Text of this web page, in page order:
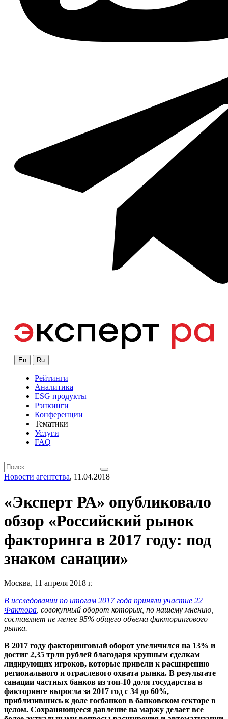
En Ru
Рейтинги
Аналитика
ESG продукты
Рэнкинги
Конференции
Тематики
Услуги
FAQ
Новости агентства, 11.04.2018
«Эксперт РА» опубликовало
обзор «Российский рынок
факторинга в 2017 году: под
знаком санации»
Москва, 11 апреля 2018 г.
В исследовании по итогам 2017 года приняли участие 22
Фактора , совокупный оборот которых, по нашему мнению,
составляет не менее 95% общего объема факторингового
рынка.
В 2017 году факторинговый оборот увеличился на 13% и
достиг 2,35 трлн рублей благодаря крупным сделкам
лидирующих игроков, которые привели к расширению
регионального и отраслевого охвата рынка. В результате
санации частных банков из топ-10 доля государства в
факторинге выросла за 2017 год с 34 до 60%,
приблизившись к доле госбанков в банковском секторе в
целом. Сохраняющееся давление на маржу делает все